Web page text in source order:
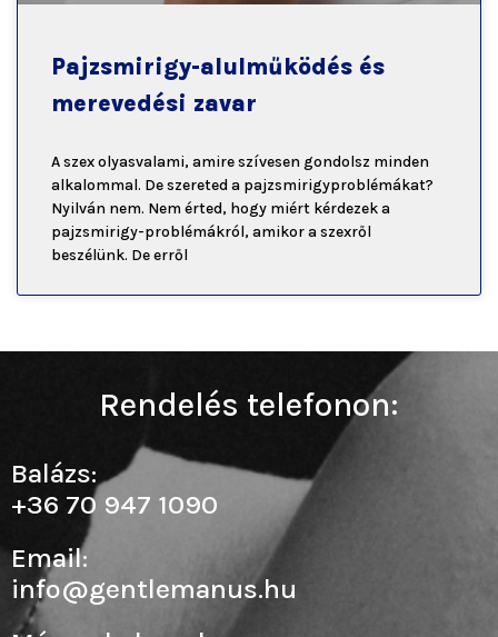
Pajzsmirigy-alulműködés és
merevedési zavar
A szex olyasvalami, amire szívesen gondolsz minden
alkalommal. De szereted a pajzsmirigyproblémákat?
Nyilván nem. Nem érted, hogy miért kérdezek a
pajzsmirigy-problémákról, amikor a szexről
beszélünk. De erről
Rendelés telefonon:
Balázs:
+36 70 947 1090
Email:
info@gentlemanus.hu